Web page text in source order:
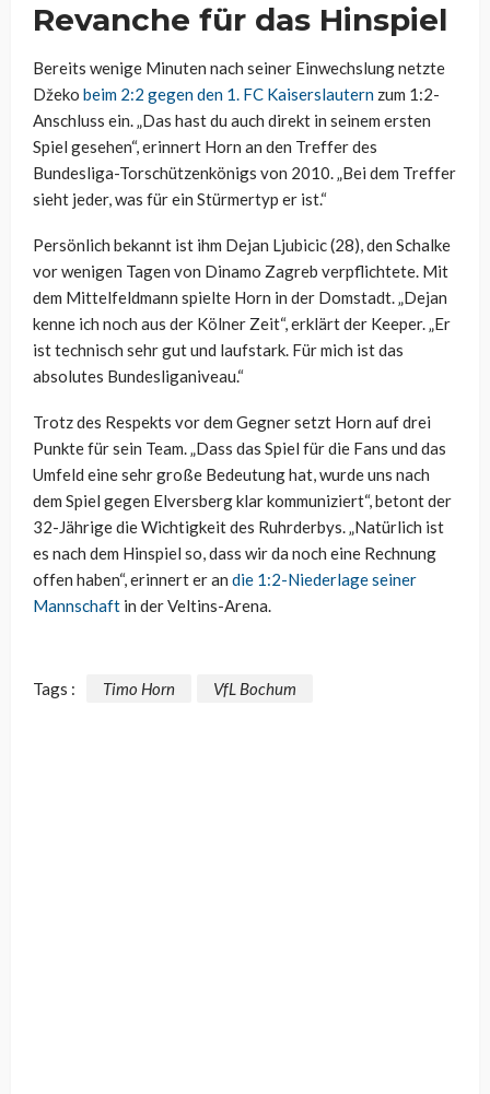
Revanche für das Hinspiel
Bereits wenige Minuten nach seiner Einwechslung netzte
Džeko beim 2:2 gegen den 1. FC Kaiserslautern zum 1:2-
Anschluss ein. „Das hast du auch direkt in seinem ersten
Spiel gesehen“, erinnert Horn an den Treffer des
Bundesliga-Torschützenkönigs von 2010. „Bei dem Treffer
sieht jeder, was für ein Stürmertyp er ist.“
Persönlich bekannt ist ihm Dejan Ljubicic (28), den Schalke
vor wenigen Tagen von Dinamo Zagreb verpflichtete. Mit
dem Mittelfeldmann spielte Horn in der Domstadt. „Dejan
kenne ich noch aus der Kölner Zeit“, erklärt der Keeper. „Er
ist technisch sehr gut und laufstark. Für mich ist das
absolutes Bundesliganiveau.“
Trotz des Respekts vor dem Gegner setzt Horn auf drei
Punkte für sein Team. „Dass das Spiel für die Fans und das
Umfeld eine sehr große Bedeutung hat, wurde uns nach
dem Spiel gegen Elversberg klar kommuniziert“, betont der
32-Jährige die Wichtigkeit des Ruhrderbys. „Natürlich ist
es nach dem Hinspiel so, dass wir da noch eine Rechnung
offen haben“, erinnert er an die 1:2-Niederlage seiner
Mannschaft in der Veltins-Arena.
Tags : Timo Horn VfL Bochum